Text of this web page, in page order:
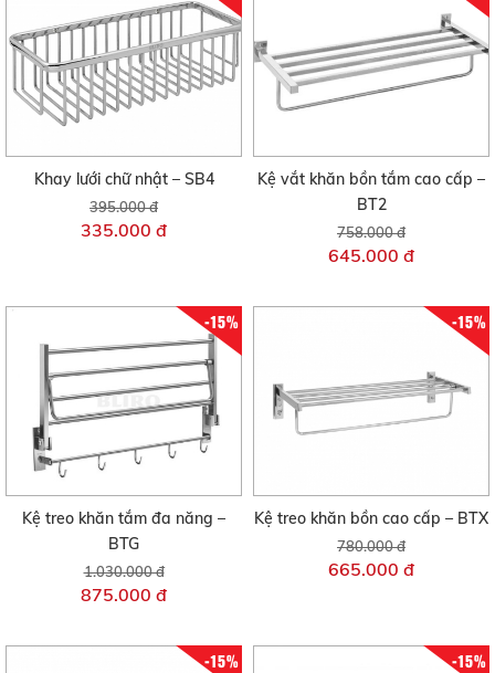
Khay lưới chữ nhật – SB4
395.000 đ
335.000 đ
Kệ vắt khăn bồn tắm cao cấp –
BT2
758.000 đ
645.000 đ
-15%
Kệ treo khăn tắm đa năng –
BTG
1.030.000 đ
875.000 đ
-15%
Kệ treo khăn bồn cao cấp – BTX
780.000 đ
665.000 đ
-15% -15%